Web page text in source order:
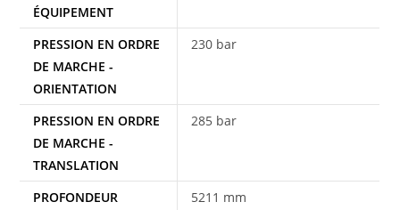
ÉQUIPEMENT
PRESSION EN ORDRE
DE MARCHE -
ORIENTATION
230 bar
PRESSION EN ORDRE
DE MARCHE -
TRANSLATION
285 bar
PROFONDEUR
5211 mm